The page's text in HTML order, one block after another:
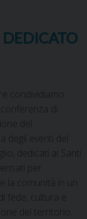
DEDICATO
condividiamo
conferenza di
del
degli eventi del
dedicati ai Santi
per
la comunità in un
fede, cultura e
del territorio.